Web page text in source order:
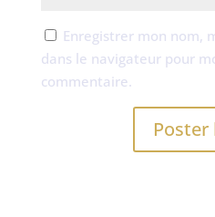
Enregistrer mon nom,
dans le navigateur pour
commentaire.